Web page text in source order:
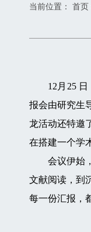
当前位置： 首页
12月25 日，
报会由研究生
龙活动还特邀
在搭建一个学
会议伊始，
文献阅读，到
每一份汇报，